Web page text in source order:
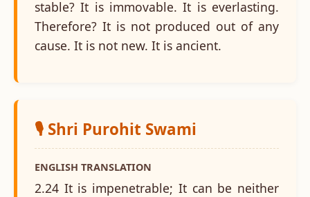
stable? It is immovable. It is everlasting.
Therefore? It is not produced out of any
cause. It is not new. It is ancient.
🎙️ Shri Purohit Swami
ENGLISH TRANSLATION
2.24 It is impenetrable; It can be neither